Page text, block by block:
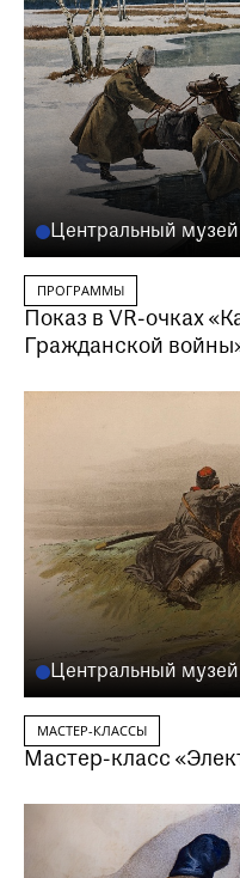
Центральный
ПРОГРАММЫ
Показ в VR-очках
Гражданской
Центральный
МАСТЕР-КЛАССЫ
Мастер-класс